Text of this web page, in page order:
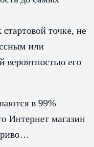
точке, не
или
вероятностью его
в 99%
Интернет магазин